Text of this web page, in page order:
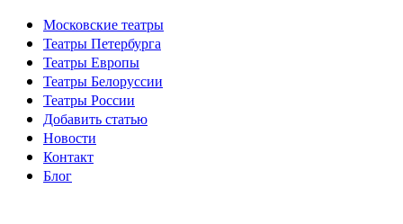
Московские театры
Театры Петербурга
Театры Европы
Театры Белоруссии
Театры России
Добавить статью
Новости
Контакт
Блог